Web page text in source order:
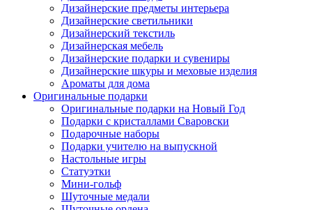
Дизайнерские предметы интерьера
Дизайнерские светильники
Дизайнерский текстиль
Дизайнерская мебель
Дизайнерские подарки и сувениры
Дизайнерские шкуры и меховые изделия
Ароматы для дома
Оригинальные подарки
Оригинальные подарки на Новый Год
Подарки с кристаллами Сваровски
Подарочные наборы
Подарки учителю на выпускной
Настольные игры
Статуэтки
Мини-гольф
Шуточные медали